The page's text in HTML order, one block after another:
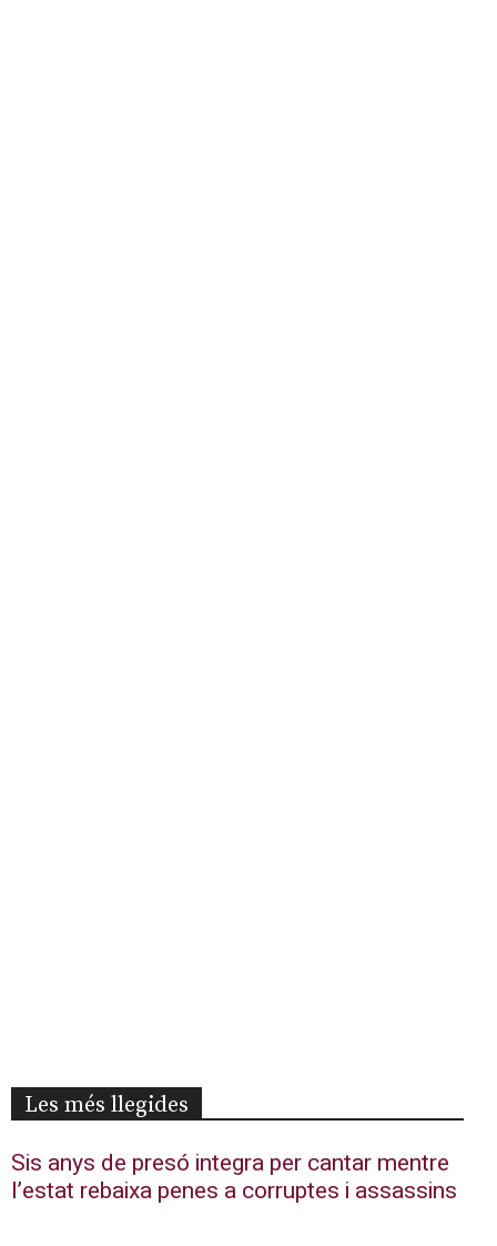
Les més llegides
Sis anys de presó integra per cantar mentre
l’estat rebaixa penes a corruptes i assassins